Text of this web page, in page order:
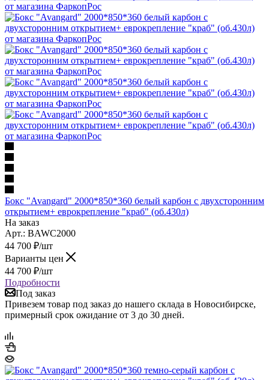
Бокс "Avangard" 2000*850*360 белый карбон с двухсторонним
открытием+ еврокрепление "краб" (об.430л)
На заказ
Арт.: BAWC2000
44 700 ₽/шт
Варианты цен
44 700 ₽/шт
Подробности
Под заказ
Привезем товар под заказ до нашего склада в Новосибирске,
примерный срок ожидание от 3 до 30 дней.